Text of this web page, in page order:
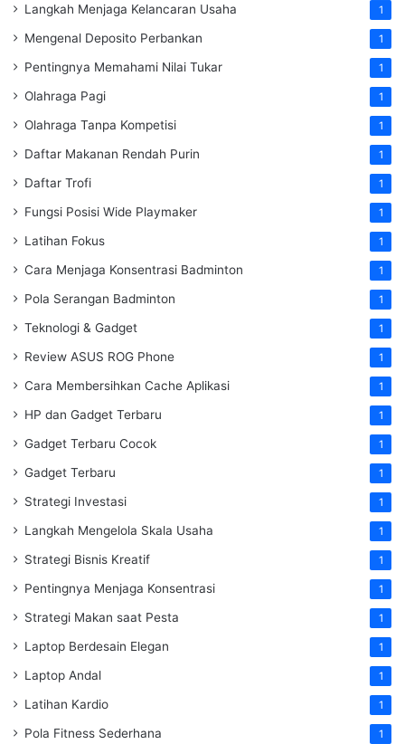
Langkah Menjaga Kelancaran Usaha 1
Mengenal Deposito Perbankan 1
Pentingnya Memahami Nilai Tukar 1
Olahraga Pagi 1
Olahraga Tanpa Kompetisi 1
Daftar Makanan Rendah Purin 1
Daftar Trofi 1
Fungsi Posisi Wide Playmaker 1
Latihan Fokus 1
Cara Menjaga Konsentrasi Badminton 1
Pola Serangan Badminton 1
Teknologi & Gadget 1
Review ASUS ROG Phone 1
Cara Membersihkan Cache Aplikasi 1
HP dan Gadget Terbaru 1
Gadget Terbaru Cocok 1
Gadget Terbaru 1
Strategi Investasi 1
Langkah Mengelola Skala Usaha 1
Strategi Bisnis Kreatif 1
Pentingnya Menjaga Konsentrasi 1
Strategi Makan saat Pesta 1
Laptop Berdesain Elegan 1
Laptop Andal 1
Latihan Kardio 1
Pola Fitness Sederhana 1